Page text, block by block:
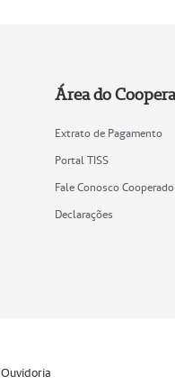
Área do
Extrato de Pagamento
Portal TISS
Fale Conosco Cooperado
Declarações
Ouvidoria